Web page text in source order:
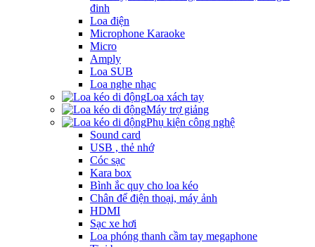
đinh
Loa điện
Microphone Karaoke
Micro
Amply
Loa SUB
Loa nghe nhạc
Loa xách tay
Máy trợ giảng
Phụ kiện công nghệ
Sound card
USB , thẻ nhớ
Cóc sạc
Kara box
Bình ắc quy cho loa kéo
Chân để điện thoại, máy ảnh
HDMI
Sạc xe hơi
Loa phóng thanh cầm tay megaphone